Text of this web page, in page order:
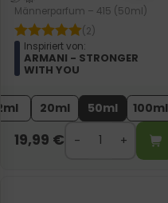
Männerparfum – 415 (50ml)
(2)
Inspiriert von:
ARMANI - STRONGER
WITH YOU
20ml 50ml 100ml
19,99 €